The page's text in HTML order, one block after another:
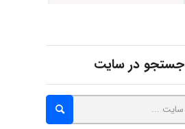
abolfazlkoshehe
A.balandeh
جستجو در سایت